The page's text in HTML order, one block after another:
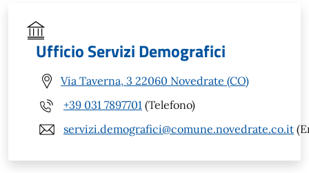
Ufficio Servizi Demografici
Via Taverna, 3 22060 Novedrate (CO)
+39 031 7897701 (Telefono)
servizi.demografici@comune.novedrate.co.it